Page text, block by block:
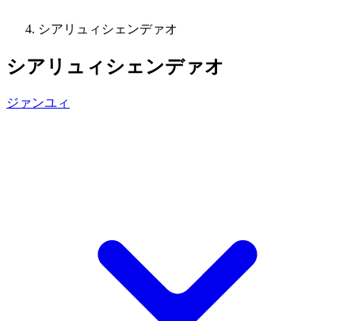
シアリュィシェンデァオ
シアリュィシェンデァオ
ジァンユィ